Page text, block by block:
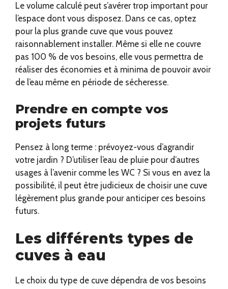
Le volume calculé peut s’avérer trop important pour
l’espace dont vous disposez. Dans ce cas, optez
pour la plus grande cuve que vous pouvez
raisonnablement installer. Même si elle ne couvre
pas 100 % de vos besoins, elle vous permettra de
réaliser des économies et à minima de pouvoir avoir
de l’eau même en période de sécheresse.
Prendre en compte vos
projets futurs
Pensez à long terme : prévoyez-vous d’agrandir
votre jardin ? D’utiliser l’eau de pluie pour d’autres
usages à l’avenir comme les WC ? Si vous en avez la
possibilité, il peut être judicieux de choisir une cuve
légèrement plus grande pour anticiper ces besoins
futurs.
Les différents types de
cuves à eau
Le choix du type de cuve dépendra de vos besoins